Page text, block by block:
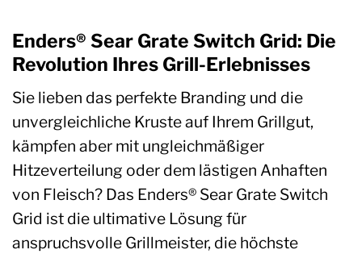
Enders® Sear Grate Switch Grid: Die
Revolution Ihres Grill-Erlebnisses
Sie lieben das perfekte Branding und die
unvergleichliche Kruste auf Ihrem Grillgut,
kämpfen aber mit ungleichmäßiger
Hitzeverteilung oder dem lästigen Anhaften
von Fleisch? Das Enders® Sear Grate Switch
Grid ist die ultimative Lösung für
anspruchsvolle Grillmeister, die höchste